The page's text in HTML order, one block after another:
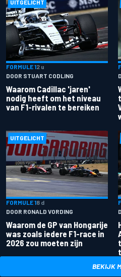
UITGELICHT
FORMULE 12 u
DOOR STUART CODLING
Waarom Cadillac 'jaren'
nodig heeft om het niveau
van F1-rivalen te bereiken
UITGELICHT
FORMULE 18 d
DOOR RONALD VORDING
Waarom de GP van Hongarije
was zoals iedere F1-race in
2026 zou moeten zijn
BEKIJK